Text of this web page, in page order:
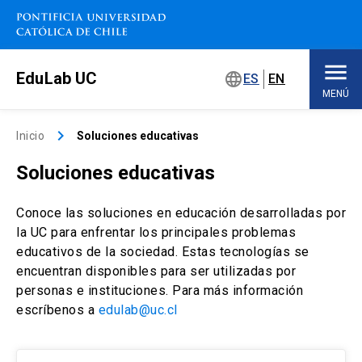
Saltar
contenido
EduLab UC languageES EN
MENÚ
Inicio
Sobre EduLab
Soluciones educativas
Concursos
Espacios de trabajo
Inicio keyboard_arrow_right Soluciones educativas
Soluciones educativas
Conoce las soluciones en educación desarrolladas por
la UC para enfrentar los principales problemas
educativos de la sociedad. Estas tecnologías se
encuentran disponibles para ser utilizadas por
personas e instituciones. Para más información
escríbenos a edulab@uc.cl